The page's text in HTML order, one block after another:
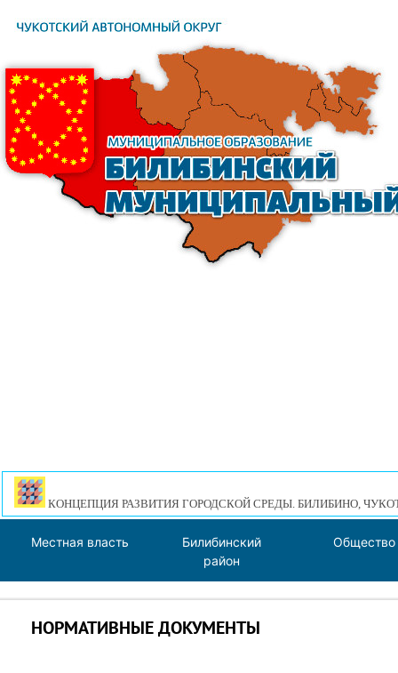
КОНЦЕПЦИЯ РАЗВИТИЯ ГОРОДСКОЙ СРЕДЫ. БИЛИБИНО,
Местная власть
Билибинский
район
Общество
НОРМАТИВНЫЕ ДОКУМЕНТЫ